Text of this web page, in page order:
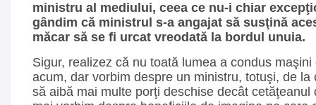
ministru al mediului, ceea ce nu-i chiar
gândim că ministrul s-a angajat să susţină
măcar să se fi urcat vreodată la bordul unuia.
Sigur, realizez că nu toată lumea a condus
acum, dar vorbim despre un ministru, totuşi, de la
să aibă mai multe porţi deschise decât cetăţeanul